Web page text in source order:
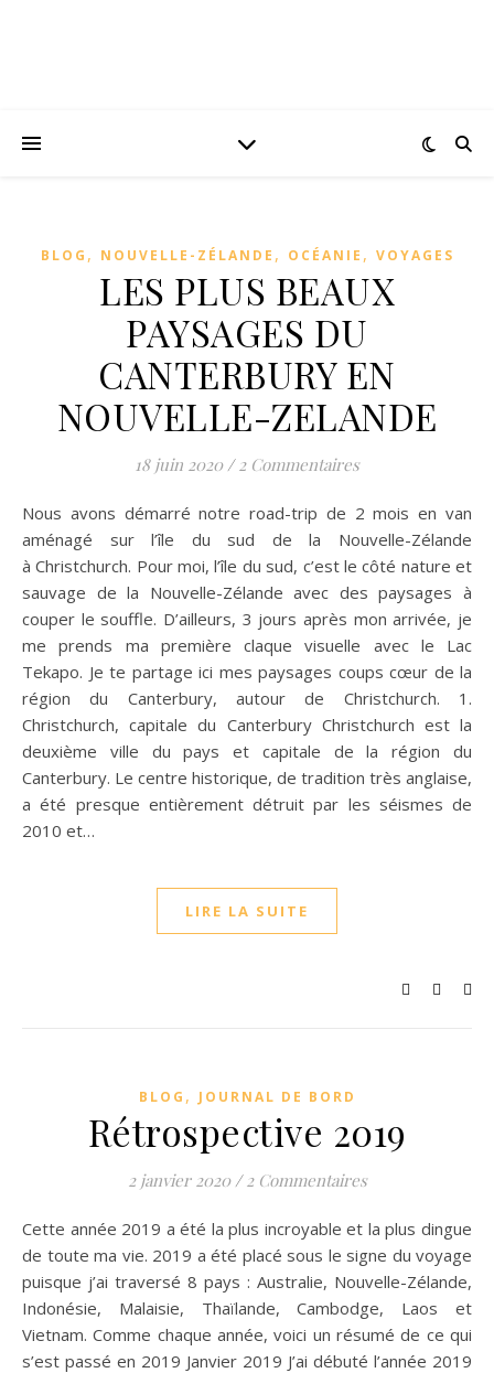
BLOG , NOUVELLE-ZÉLANDE , OCÉANIE , VOYAGES
LES PLUS BEAUX
PAYSAGES DU
CANTERBURY EN
NOUVELLE-ZELANDE
18 juin 2020 / 2 Commentaires
Nous avons démarré notre road-trip de 2 mois en van
aménagé sur l’île du sud de la Nouvelle-Zélande
à Christchurch. Pour moi, l’île du sud, c’est le côté nature et
sauvage de la Nouvelle-Zélande avec des paysages à
couper le souffle. D’ailleurs, 3 jours après mon arrivée, je
me prends ma première claque visuelle avec le Lac
Tekapo. Je te partage ici mes paysages coups cœur de la
région du Canterbury, autour de Christchurch. 1.
Christchurch, capitale du Canterbury Christchurch est la
deuxième ville du pays et capitale de la région du
Canterbury. Le centre historique, de tradition très anglaise,
a été presque entièrement détruit par les séismes de
2010 et…
LIRE LA SUITE
BLOG , JOURNAL DE BORD
Rétrospective 2019
2 janvier 2020 / 2 Commentaires
Cette année 2019 a été la plus incroyable et la plus dingue
de toute ma vie. 2019 a été placé sous le signe du voyage
puisque j’ai traversé 8 pays : Australie, Nouvelle-Zélande,
Indonésie, Malaisie, Thaïlande, Cambodge, Laos et
Vietnam. Comme chaque année, voici un résumé de ce qui
s’est passé en 2019 Janvier 2019 J’ai débuté l’année 2019